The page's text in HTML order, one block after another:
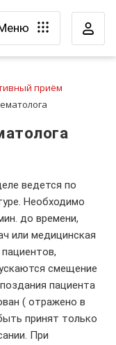
приём
ведется по
Необходимо
до времени,
или медицинская
смещение
пациента
( отражено в
принят только
При